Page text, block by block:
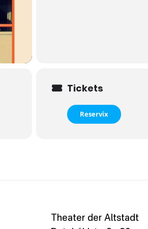
Tickets
Reservix
Theater der Altstadt